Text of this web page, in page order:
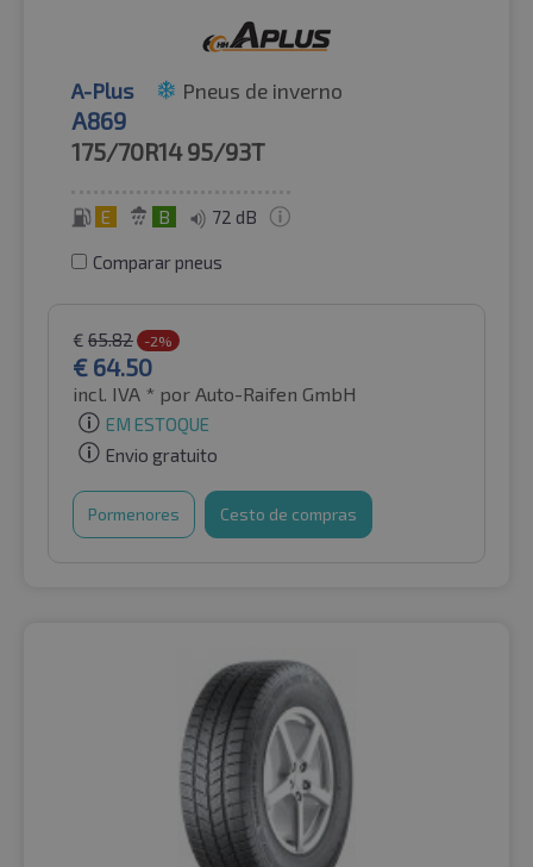
A-Plus Pneus de inverno
A869
175/70R14 95/93T
E B 72 dB
Comparar pneus
€ 65.82 -2%
€ 64.50
incl. IVA * por Auto-Raifen GmbH
EM ESTOQUE
Envio gratuito
Pormenores Cesto de compras